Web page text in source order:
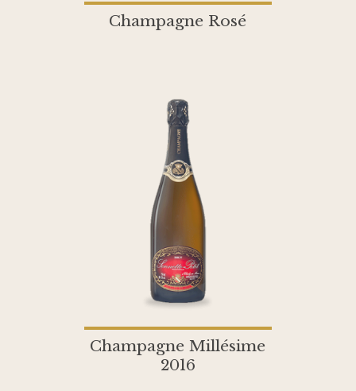
Champagne Rosé
Champagne Millésime
2016